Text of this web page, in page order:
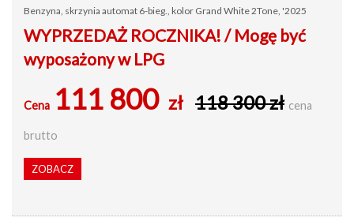
Benzyna, skrzynia automat 6-bieg., kolor Grand White 2Tone, '2025
WYPRZEDAŻ ROCZNIKA! / Mogę być
wyposażony w LPG
Cena 111 800 zł 118 300 zł cena
brutto
ZOBACZ